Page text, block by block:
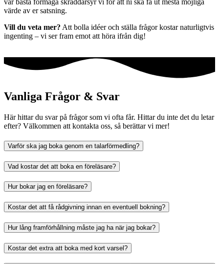
vår bästa förmåga skräddarsyr vi för att ni ska få ut mesta möjliga
värde av er satsning.
Vill du veta mer? Att bolla idéer och ställa frågor kostar naturligtvis
ingenting – vi ser fram emot att höra ifrån dig!
Vanliga Frågor & Svar
Här hittar du svar på frågor som vi ofta får. Hittar du inte det du letar
efter? Välkommen att kontakta oss, så berättar vi mer!
Varför ska jag boka genom en talarförmedling?
Vad kostar det att boka en föreläsare?
Hur bokar jag en föreläsare?
Kostar det att få rådgivning innan en eventuell bokning?
Hur lång framförhållning måste jag ha när jag bokar?
Kostar det extra att boka med kort varsel?